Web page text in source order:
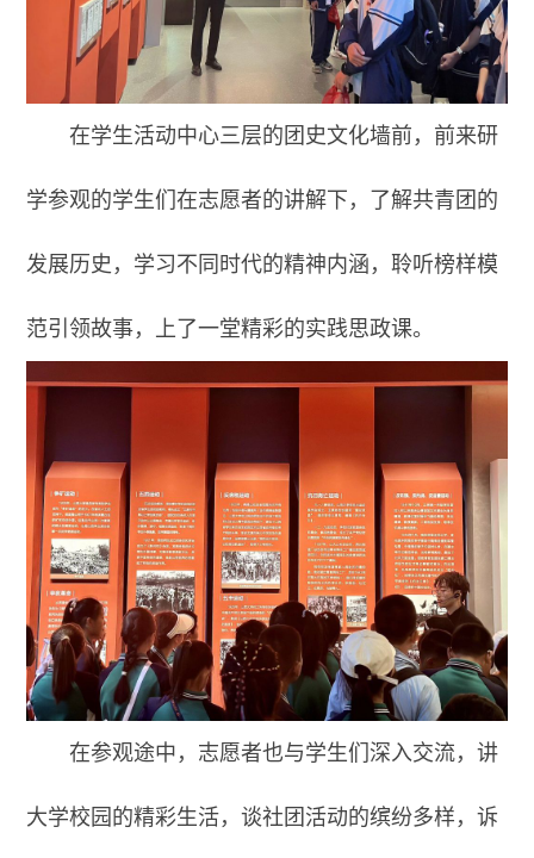
在学生活动中心三层的团史文化墙前， 前来研
学参观的学生们在志愿者的讲解下，了解共青团的
发展历史，学习不同时代的精神内涵，聆听榜样模
范引领故事，上了一堂精彩的实践思政课。
在参观途中，志愿者也与学生们深入交流，讲
大学校园的精彩生活，谈社团活动的缤纷多样，诉